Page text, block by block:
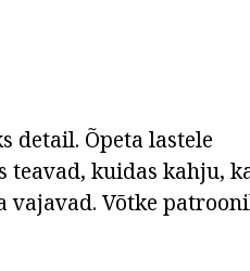
detail. Õpeta lastele
kuidas kahju,
vajavad. Võtke